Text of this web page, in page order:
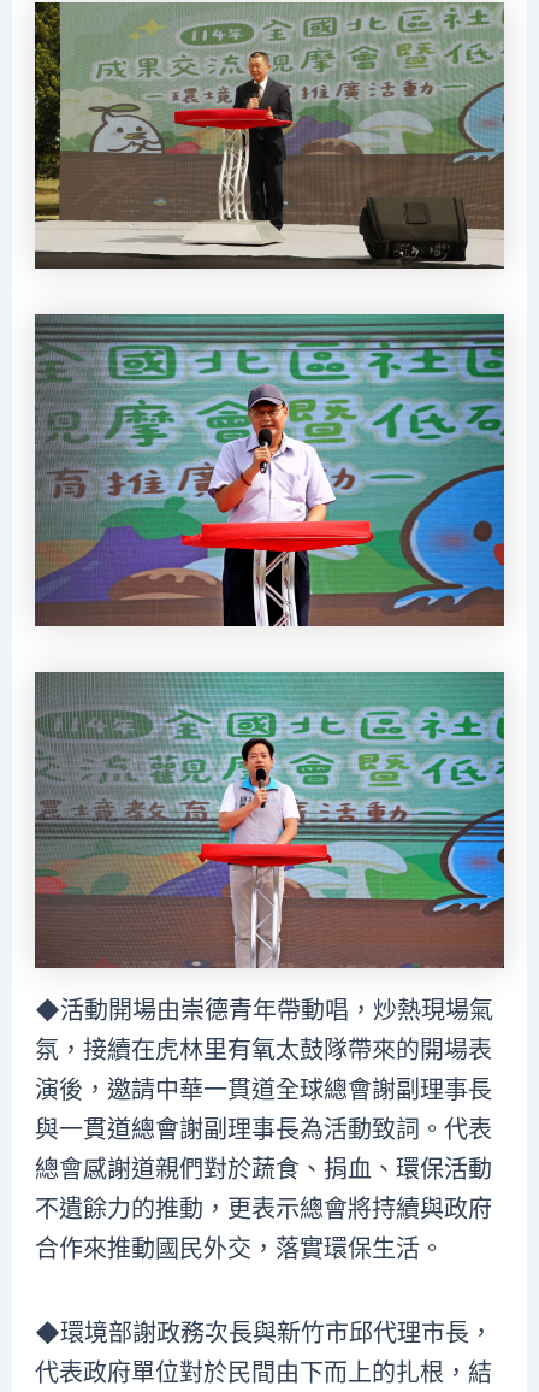
◆活動開場由崇德青年帶動唱，炒熱現場氣
氛，接續在虎林里有氧太鼓隊帶來的開場表
演後，邀請中華一貫道全球總會謝副理事長
與一貫道總會謝副理事長為活動致詞。代表
總會感謝道親們對於蔬食、捐血、環保活動
不遺餘力的推動，更表示總會將持續與政府
合作來推動國民外交，落實環保生活。
◆環境部謝政務次長與新竹市邱代理市長，
代表政府單位對於民間由下而上的扎根，結